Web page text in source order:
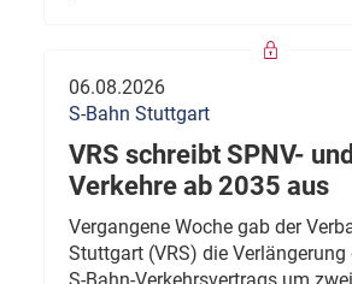
06.08.2026
S-Bahn Stuttgart
VRS schreibt SPNV-
Verkehre ab 2035 aus
Vergangene Woche gab der
Stuttgart (VRS) die Verlängerung